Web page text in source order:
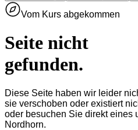
Vom Kurs abgekommen
Seite nicht
gefunden.
Diese Seite haben wir leider
sie verschoben oder existiert
oder besuchen Sie direkt eines
Nordhorn.